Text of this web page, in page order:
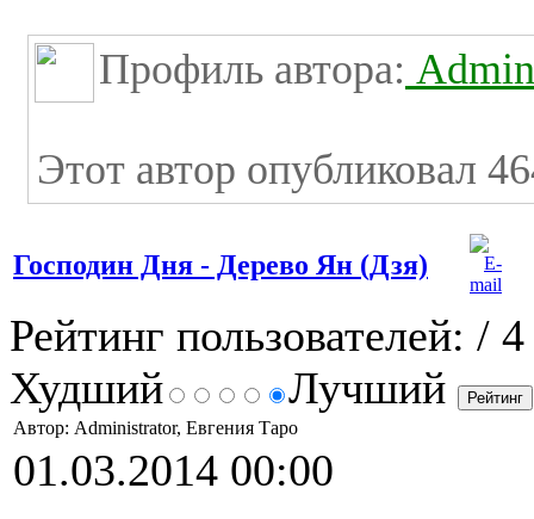
Профиль автора:
Этот автор опубликовал
Господин Дня - Дерево Ян (Дзя)
Рейтинг пользователей: / 4
Худший
Лучший
Автор: Administrator, Евгения Таро
01.03.2014 00:00